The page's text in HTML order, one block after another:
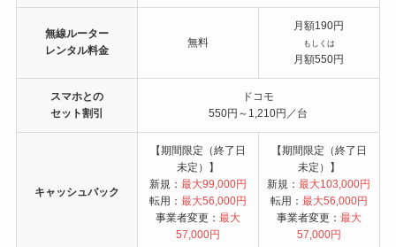
無線ルーター
レンタル料金
無料
月額190円
もしくは
月額550円
スマホとの
セット割引
ドコモ
550円～1,210円／台
キャッシュバック
【期間限定（終了日
未定）】
新規： 最大99,000円
転用： 最大56,000円
事業者変更： 最大
57,000円
【期間限定（終了日
未定）】
新規：最大103,000円
転用： 最大56,000円
事業者変更： 最大
57,000円